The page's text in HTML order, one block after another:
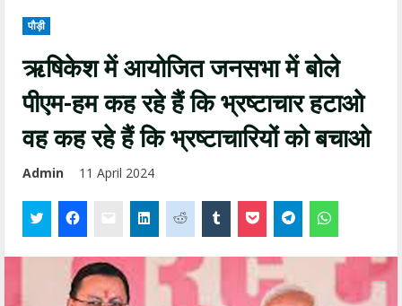
पौड़ी
ऋषिकेश में आयोजित जनसभा में बोले
पीएम-हम कह रहे हैं कि भ्रष्टाचार हटाओ
वह कह रहे हैं कि भ्रष्टाचारियों को बचाओ
Admin 11 April 2024